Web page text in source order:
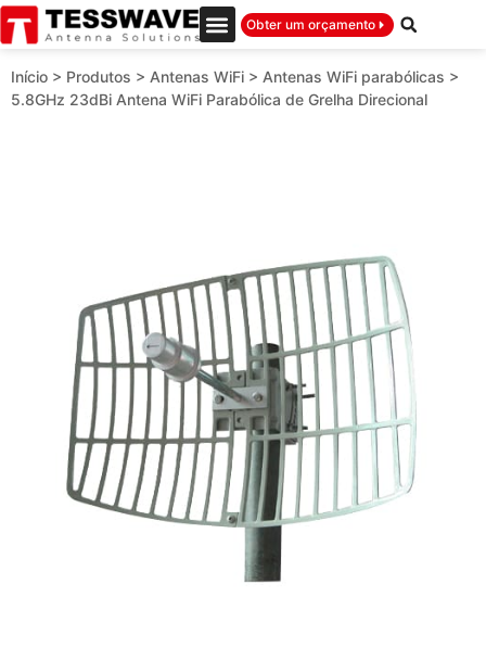
Obter um orçamento
Início > Produtos > Antenas WiFi > Antenas WiFi parabólicas >
5.8GHz 23dBi Antena WiFi Parabólica de Grelha Direcional